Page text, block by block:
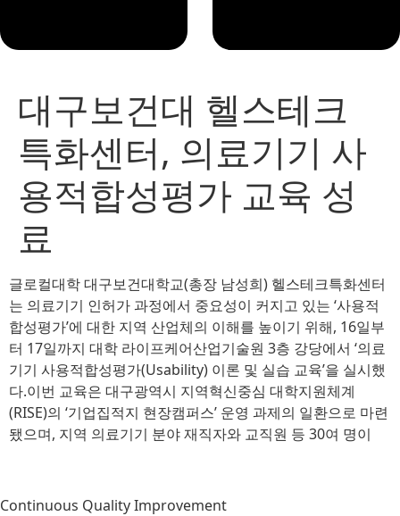
대구보건대 헬스테크
특화센터, 의료기기 사
용적합성평가 교육 성
료
글로컬대학 대구보건대학교(총장 남성희) 헬스테크특화센터
는 의료기기 인허가 과정에서 중요성이 커지고 있는 ‘사용적
합성평가’에 대한 지역 산업체의 이해를 높이기 위해, 16일부
터 17일까지 대학 라이프케어산업기술원 3층 강당에서 ‘의료
기기 사용적합성평가(Usability) 이론 및 실습 교육’을 실시했
다.이번 교육은 대구광역시 지역혁신중심 대학지원체계
(RISE)의 ‘기업집적지 현장캠퍼스’ 운영 과제의 일환으로 마련
됐으며, 지역 의료기기 분야 재직자와 교직원 등 30여 명이
Continuous Quality Improvement